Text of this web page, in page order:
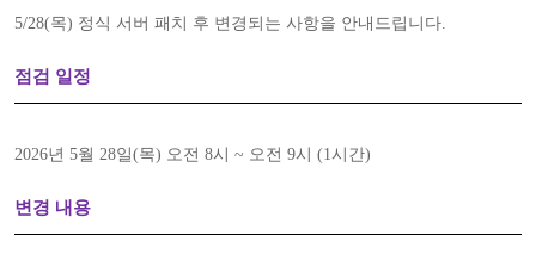
5/28(목) 정식 서버 패치 후 변경되는 사항을 안내드립니다.
점검 일정
2026년 5월 28일(목) 오전 8시 ~ 오전 9시 (1시간)
변경 내용